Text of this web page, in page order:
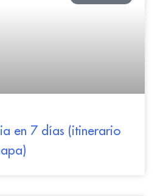
en 7 días (itinerario